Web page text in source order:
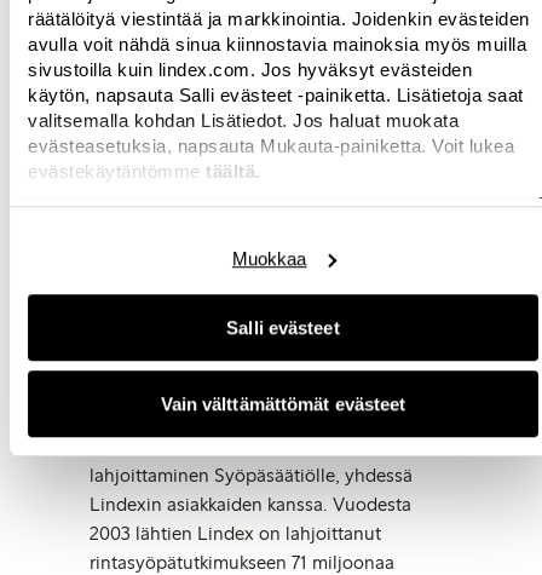
räätälöityä viestintää ja markkinointia. Joidenkin evästeiden
avulla voit nähdä sinua kiinnostavia mainoksia myös muilla
sivustoilla kuin lindex.com. Jos hyväksyt evästeiden
käytön, napsauta Salli evästeet -painiketta. Lisätietoja saat
valitsemalla kohdan Lisätiedot. Jos haluat muokata
evästeasetuksia, napsauta Mukauta-painiketta. Voit lukea
evästekäytäntömme täältä.
Salli evästeet
Muokkaa
Vain välttämättömät evästeet
Myymälöiden sähkönkulutuksen
vähentäminen 3,6 % viime vuoteen
verrattuna ja 11 %, vuoteen 2010 verrattuna
Lentorahdin vähentäminen 1,5 %.
LXM-miestenmallisto lanseeraus, jonka
tuotteista 95 % on valmistettu ekologisesta
puuvillasta
Tavarantoimittajalistojen julkaiseminen
Stockmann Groupin kautta allekirjoitettu
Accord on Fire and Building Safety in
Bangladesh -sopimus turvallisempien
työolojen puolesta Bangladeshissa
perustaminen uusille suunnittelijoille.
10,5 miljoonan Ruotsin kruunun
lahjoittaminen Syöpäsäätiölle, yhdessä
Lindexin asiakkaiden kanssa. Vuodesta
2003 lähtien Lindex on lahjoittanut
rintasyöpätutkimukseen 71 miljoonaa